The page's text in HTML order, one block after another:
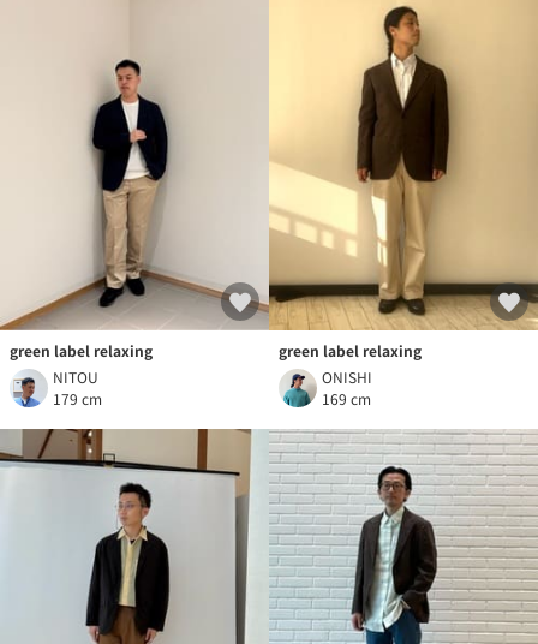
green label relaxing
NITOU
179 cm
green label relaxing
ONISHI
169 cm